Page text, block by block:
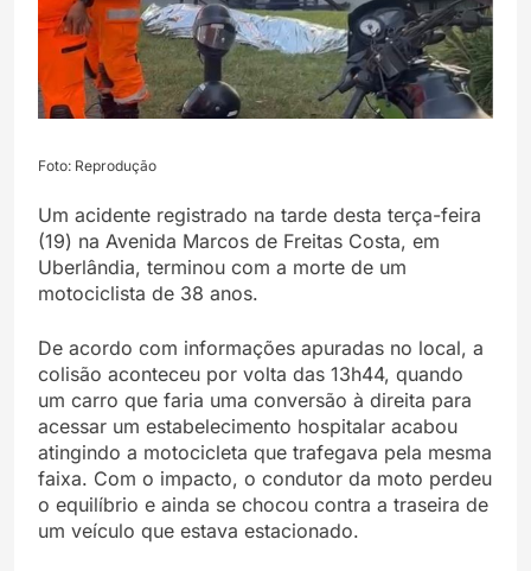
Foto: Reprodução
Um acidente registrado na tarde desta terça-feira
(19) na Avenida Marcos de Freitas Costa, em
Uberlândia, terminou com a morte de um
motociclista de 38 anos.
De acordo com informações apuradas no local, a
colisão aconteceu por volta das 13h44, quando
um carro que faria uma conversão à direita para
acessar um estabelecimento hospitalar acabou
atingindo a motocicleta que trafegava pela mesma
faixa. Com o impacto, o condutor da moto perdeu
o equilíbrio e ainda se chocou contra a traseira de
um veículo que estava estacionado.